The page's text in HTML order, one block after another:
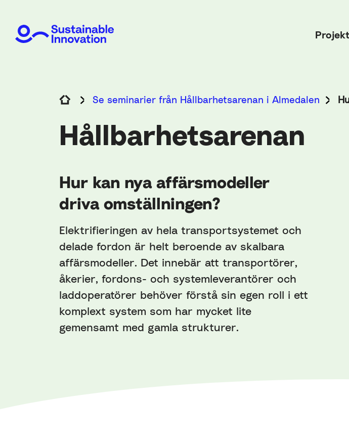
Projekt
Se seminarier från Hållbarhetsarenan i Almedalen
Hållbarhetsarenan
Hur kan nya affärsmodeller
driva omställningen?
Elektrifieringen av hela transportsystemet och
delade fordon är helt beroende av skalbara
affärsmodeller. Det innebär att transportörer,
åkerier, fordons- och systemleverantörer och
laddoperatörer behöver förstå sin egen roll i ett
komplext system som har mycket lite
gemensamt med gamla strukturer.